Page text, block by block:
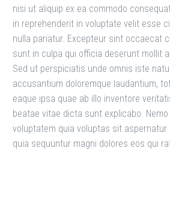
nisi ut aliquip ex ea commodo
in reprehenderit in voluptate velit esse
nulla pariatur. Excepteur sint occaecat
sunt in culpa qui officia deserunt mollit
Sed ut perspiciatis unde omnis iste
accusantium doloremque laudantium,
eaque ipsa quae ab illo inventore
beatae vitae dicta sunt explicabo.
voluptatem quia voluptas sit
quia sequuntur magni dolores eos qui